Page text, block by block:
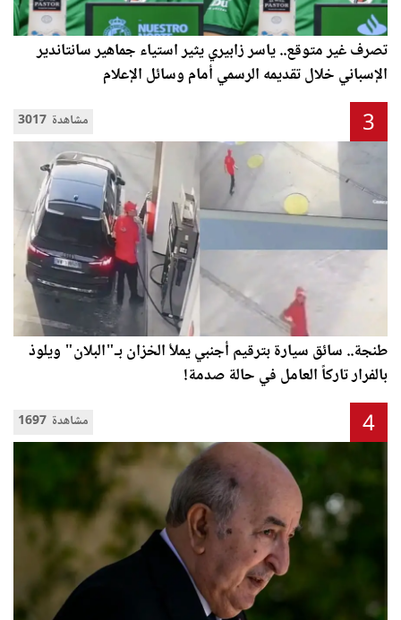
تصرف غير متوقع.. ياسر زابيري يثير استياء جماهير سانتاندير
الإسباني خلال تقديمه الرسمي أمام وسائل الإعلام
3017 مشاهدة 3
طنجة.. سائق سيارة بترقيم أجنبي يملأ الخزان بـ"البلان" ويلوذ
بالفرار تاركاً العامل في حالة صدمة!
1697 مشاهدة 4